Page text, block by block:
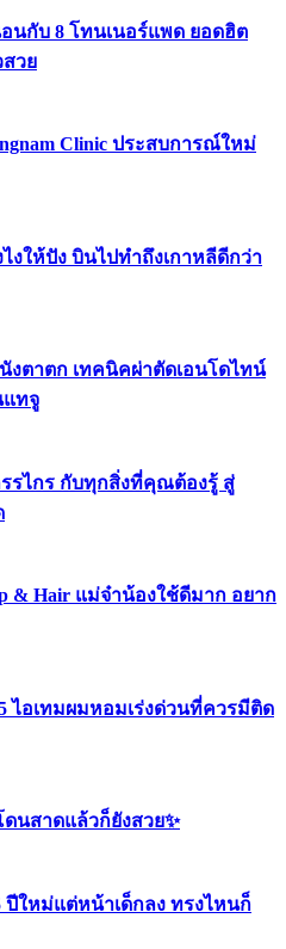
นกับ 8 โทนเนอร์แพด ยอดฮิต
สวย
Clinic ประสบการณ์ใหม่
งให้ปัง บินไปทำถึงเกาหลีดีกว่า
งตาตก เทคนิคผ่าตัดเอนโดไทน์
ทจู
รรไกร กับทุกสิ่งที่คุณต้องรู้ สู่
& Hair แม่จ๋าน้องใช้ดีมาก อยาก
ไอเทมผมหอมเร่งด่วนที่ควรมีติด
นสาดแล้วก็ยังสวย✨
ปีใหม่แต่หน้าเด็กลง ทรงไหนก็